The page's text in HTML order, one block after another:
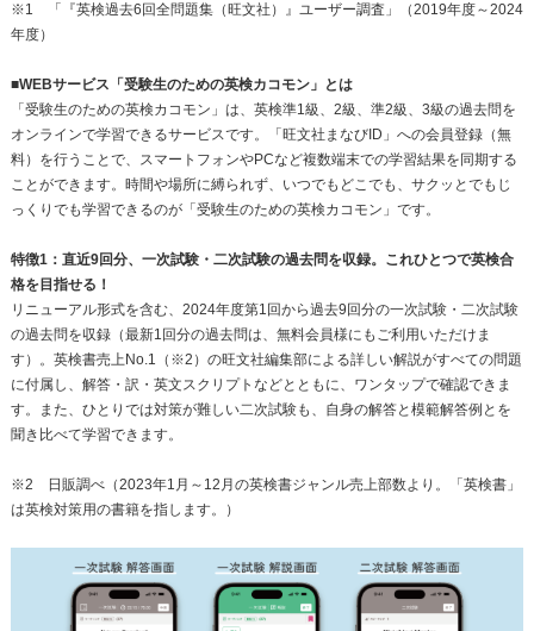
※1 「『英検過去6回全問題集（旺文社）』ユーザー調査」（2019年度～2024
年度）
■WEBサービス「受験生のための英検カコモン」とは
「受験生のための英検カコモン」は、英検準1級、2級、準2級、3級の過去問を
オンラインで学習できるサービスです。「旺文社まなびID」への会員登録（無
料）を行うことで、スマートフォンやPCなど複数端末での学習結果を同期する
ことができます。時間や場所に縛られず、いつでもどこでも、サクッとでもじ
っくりでも学習できるのが「受験生のための英検カコモン」です。
特徴1：直近9回分、一次試験・二次試験の過去問を収録。これひとつで英検合
格を目指せる！
リニューアル形式を含む、2024年度第1回から過去9回分の一次試験・二次試験
の過去問を収録（最新1回分の過去問は、無料会員様にもご利用いただけま
す）。英検書売上No.1（※2）の旺文社編集部による詳しい解説がすべての問題
に付属し、解答・訳・英文スクリプトなどとともに、ワンタップで確認できま
す。また、ひとりでは対策が難しい二次試験も、自身の解答と模範解答例とを
聞き比べて学習できます。
※2 日販調べ（2023年1月～12月の英検書ジャンル売上部数より。「英検書」
は英検対策用の書籍を指します。）